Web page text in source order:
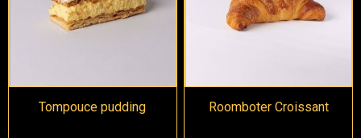
Tompouce pudding Roomboter Croissant